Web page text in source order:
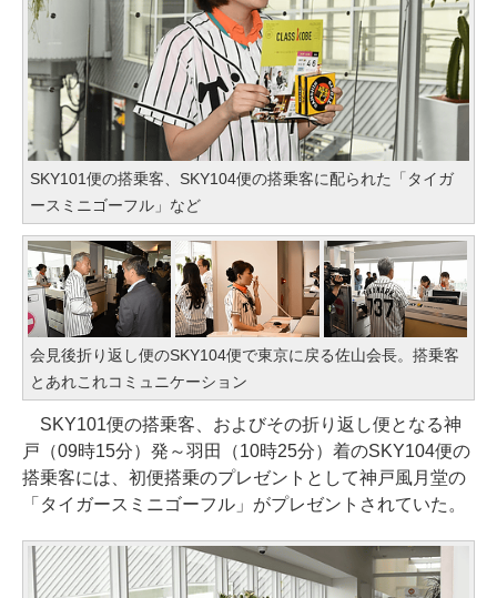
SKY101便の搭乗客、SKY104便の搭乗客に配られた「タイガ
ースミニゴーフル」など
会見後折り返し便のSKY104便で東京に戻る佐山会長。搭乗客
とあれこれコミュニケーション
SKY101便の搭乗客、およびその折り返し便となる神
戸（09時15分）発～羽田（10時25分）着のSKY104便の
搭乗客には、初便搭乗のプレゼントとして神戸風月堂の
「タイガースミニゴーフル」がプレゼントされていた。